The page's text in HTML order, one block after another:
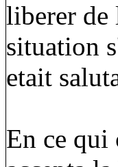
liberer de
situation
etait
En ce qui